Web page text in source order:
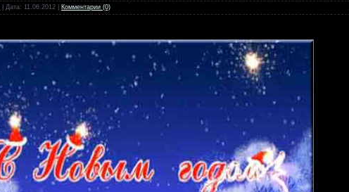
| Дата: 11.06.2012 Комментарии (0)